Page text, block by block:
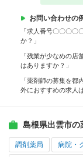
お問い合わせの
「求人番号〇〇〇
か？」
「残業が少なめの
はありますか？」
「薬剤師の募集を都
外におすすめの求人
島根県出雲市の
調剤薬局 病院・